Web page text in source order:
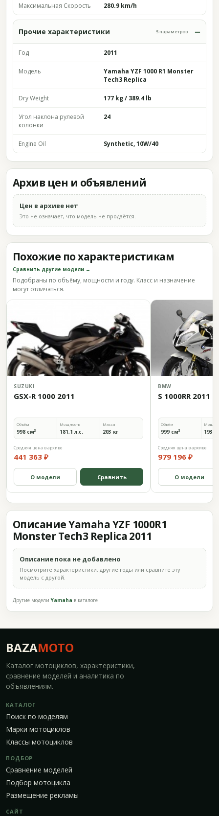
Максимальная Скорость 280.9 km/h
Прочие характеристики 5 параметров
Год 2011
Модель
Yamaha YZF 1000 R1 Monster
Tech3 Replica
Dry Weight 177 kg / 389.4 lb
Угол наклона рулевой
колонки
24
Engine Oil Synthetic, 10W/40
Архив цен и объявлений
Цен в архиве нет
Это не означает, что модель не продаётся.
Похожие по характеристикам
Сравнить другие модели →
Подобраны по объёму, мощности и году. Класс и назначение
могут отличаться.
SUZUKI
GSX-R 1000 2011
Объём
998 см³
Мощность
181,1 л.с.
Масса
203 кг
Средняя цена в архиве
441 363 ₽
О модели Сравнить
BMW
S 1000RR 2011
Объём
999 см³ 193
Средняя цена в архиве
979 196 ₽
О модели
Описание Yamaha YZF 1000R1
Monster Tech3 Replica 2011
Описание пока не добавлено
Посмотрите характеристики, другие годы или сравните эту
модель с другой.
Другие моделиYamaha в каталоге
BAZAMOTO
Каталог мотоциклов, характеристики,
сравнение моделей и аналитика по
объявлениям.
КАТАЛОГ
Поиск по моделям
Марки мотоциклов
Классы мотоциклов
ПОДБОР
Сравнение моделей
Подбор мотоцикла
Размещение рекламы
САЙТ